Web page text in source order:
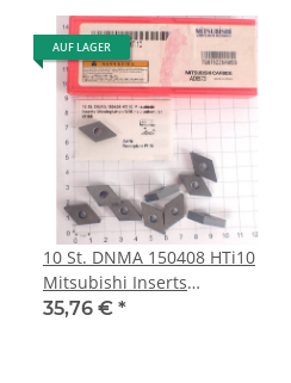
AUF LAGER
10 St. DNMA 150408 HTi10
Mitsubishi Inserts
Wendeplatten NOS neu
35,76 € *